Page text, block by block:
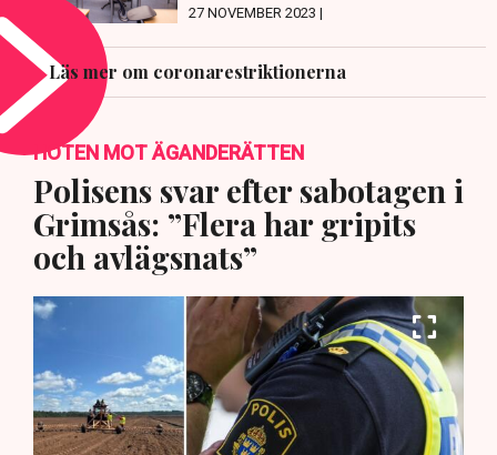
27 NOVEMBER 2023 |
Läs mer om coronarestriktionerna
HOTEN MOT ÄGANDERÄTTEN
Polisens svar efter sabotagen i
Grimsås: ”Flera har gripits
och avlägsnats”